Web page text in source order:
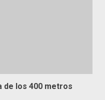
de los 400 metros